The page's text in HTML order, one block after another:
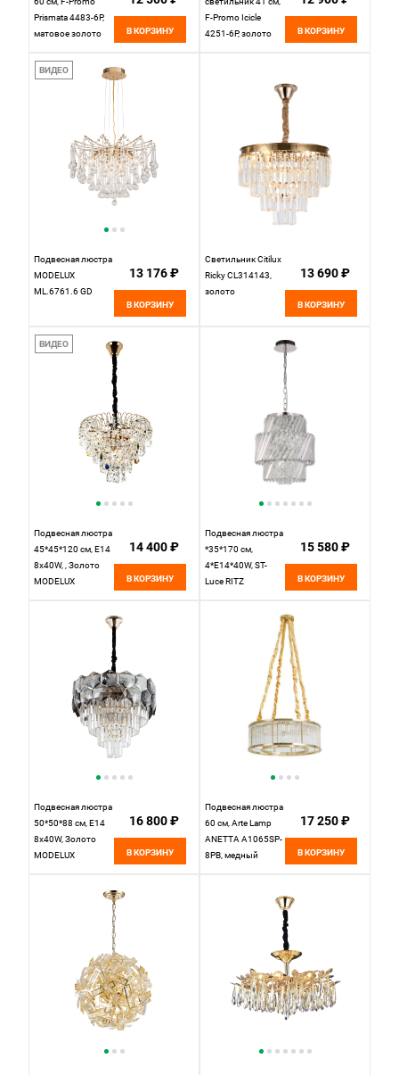
Prismata 4483-6P,
матовое золото
В КОРЗИНУ
F-Promo Icicle
4251-6P, золото
В КОРЗИНУ
ВИДЕО
Подвесная люстра
MODELUX
ML.6761.6 GD
13 176 ₽
В КОРЗИНУ
Светильник Citilux
Ricky CL314143,
золото
13 690 ₽
В КОРЗИНУ
ВИДЕО
Подвесная люстра
45*45*120 см, Е14
8x40W, , Золото
MODELUX
14 400 ₽
В КОРЗИНУ
Подвесная люстра
*35*170 см,
4*E14*40W, ST-
Luce RITZ
15 580 ₽
В КОРЗИНУ
Подвесная люстра
50*50*88 см, Е14
8x40W, Золото
MODELUX
16 800 ₽
В КОРЗИНУ
Подвесная люстра
60 см, Arte Lamp
ANETTA A1065SP-
8PB, медный
17 250 ₽
В КОРЗИНУ